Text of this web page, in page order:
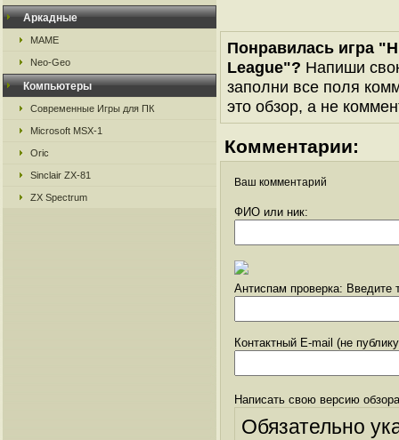
Аркадные
MAME
Neo-Geo
Компьютеры
Современные Игры для ПК
Microsoft MSX-1
Oric
Sinclair ZX-81
ZX Spectrum
Понравилась игра
League"? Напиши
заполни все поля
это обзор, а не
Комментарии:
Ваш комментарий
ФИО или ник:
Антиспам проверка: Введите
Контактный E-mail (не
Написать свою версию
Обязательно